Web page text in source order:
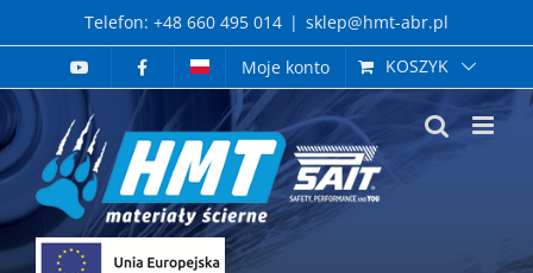
to
Telefon: +48 660 495 014 | sklep@hmt-abr.pl
Moje konto
KOSZYK